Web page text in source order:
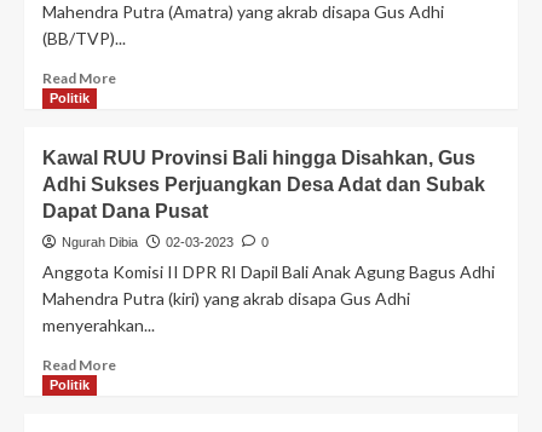
Mahendra Putra (Amatra) yang akrab disapa Gus Adhi
(BB/TVP)...
Read More
Politik
Kawal RUU Provinsi Bali hingga Disahkan, Gus
Adhi Sukses Perjuangkan Desa Adat dan Subak
Dapat Dana Pusat
Ngurah Dibia 02-03-2023 0
Anggota Komisi II DPR RI Dapil Bali Anak Agung Bagus Adhi
Mahendra Putra (kiri) yang akrab disapa Gus Adhi
menyerahkan...
Read More
Politik